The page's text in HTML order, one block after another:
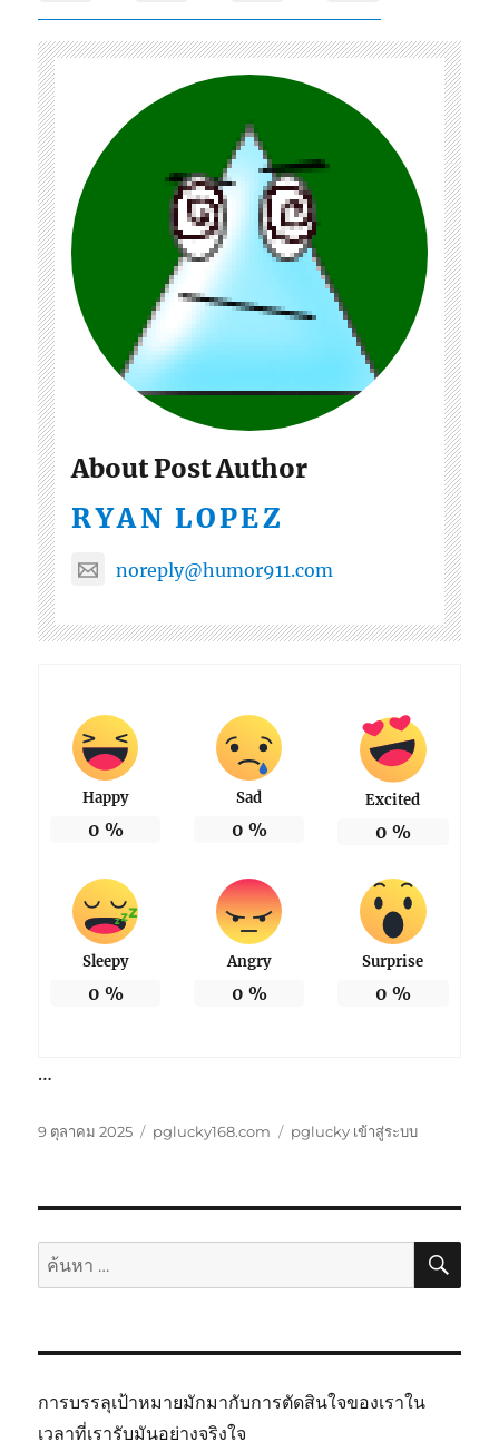
About Post Author
RYAN LOPEZ
noreply@humor911.com
Happy
0 %
Sad
0 %
Excited
0 %
Sleepy
0 %
Angry
0 %
Surprise
0 %
…
เขียน
9 ตุลาคม 2025
หมวด
pglucky168.com
ป้าย
pglucky เข้าสู่ระบบ
ค้นหา: ค้น
การบรรลุเป้าหมายมักมากับการตัดสินใจของเราใน
เวลาที่เรารับมันอย่างจริงใจ